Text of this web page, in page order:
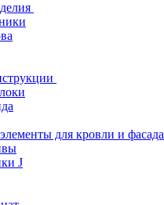
для кровли и фасада
J